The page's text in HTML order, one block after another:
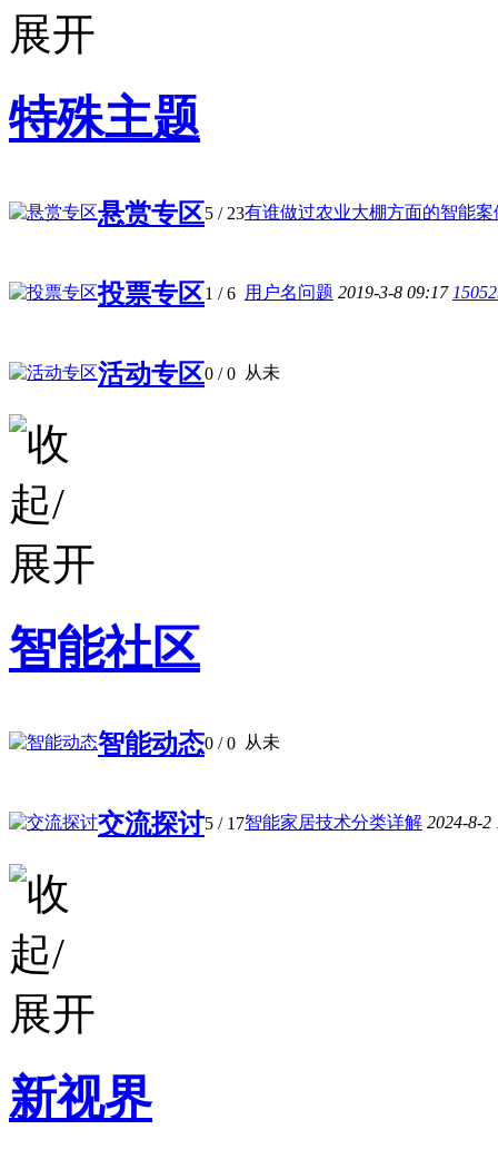
特殊主题
悬赏专区5 / 23有谁做过农业大棚方面的智能案
投票专区1 / 6 用户名问题 2019-3-8 09:17
活动专区0 / 0 从未
智能社区
智能动态0 / 0 从未
交流探讨5 / 17智能家居技术分类详解 2024-8-
新视界